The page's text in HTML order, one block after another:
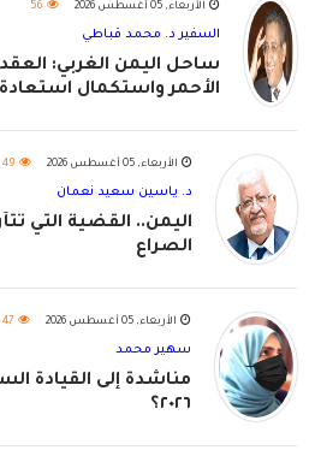
الأربعاء, 05 أغسطس 2026 56
السفير د. محمد قباطي
ساحل اليمن الغربي:
الأحمر واستكمال استعادة
الأربعاء, 05 أغسطس 2026 49
د. ياسين سعيد نعمان
اليمن.. القضية التي
الصراع
الأربعاء, 05 أغسطس 2026 47
سهير محمد
مناشدة إلى القيادة
٢٠٢٦؟